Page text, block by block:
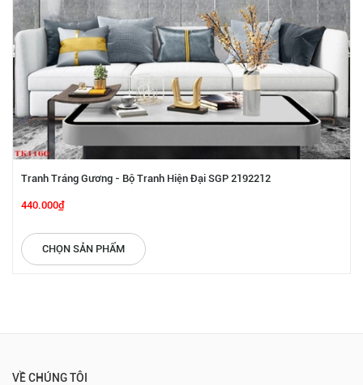
Tranh Tráng Gương - Bộ Tranh Hiện Đại SGP 2192212
440.000₫
CHỌN SẢN PHẨM
VỀ CHÚNG TÔI